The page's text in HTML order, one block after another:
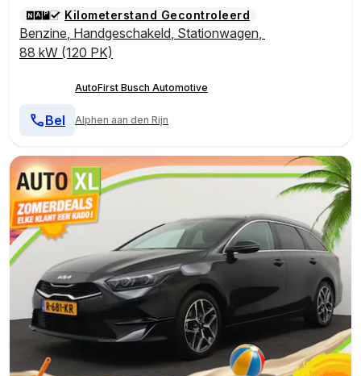
Kilometerstand Gecontroleerd
Benzine, Handgeschakeld, Stationwagen,
88 kW (120 PK)
AutoFirst Busch Automotive
Alphen aan den Rijn
Bel